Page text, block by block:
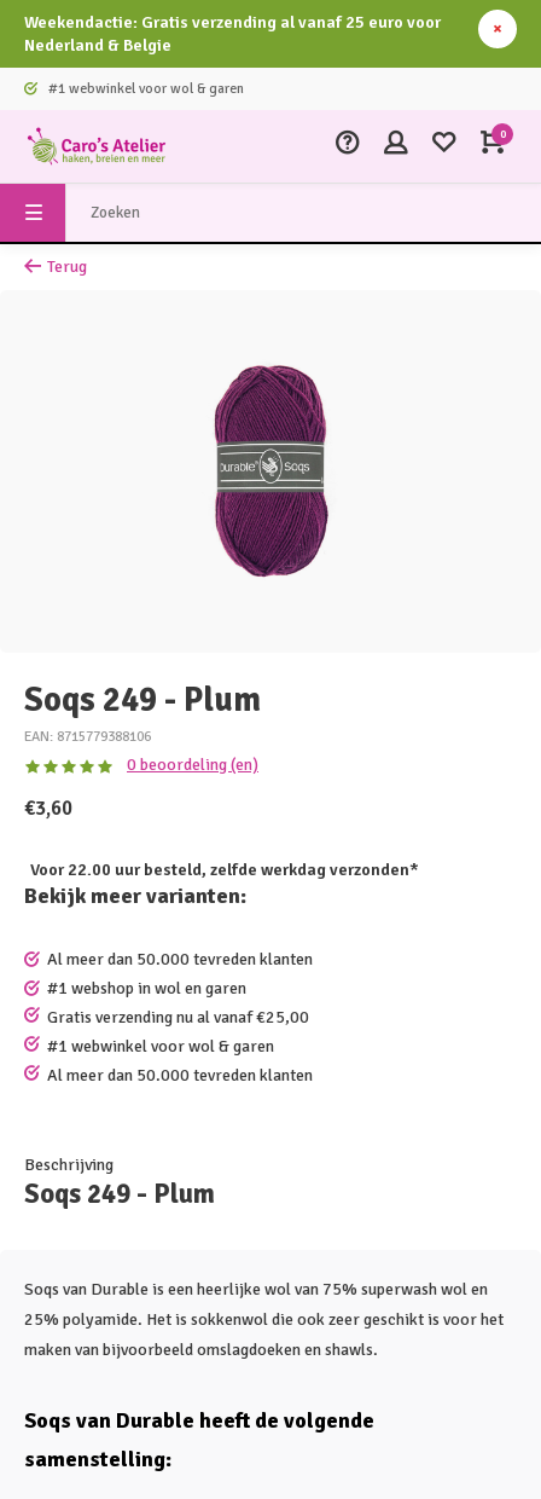
Weekendactie: Gratis verzending al vanaf 25 euro voor
Nederland & Belgie
#1 webwinkel voor wol & garen
0
Terug
Soqs 249 - Plum
EAN: 8715779388106
0 beoordeling (en)
€3,60
Voor 22.00 uur besteld, zelfde werkdag verzonden*
Bekijk meer varianten:
Al meer dan 50.000 tevreden klanten
#1 webshop in wol en garen
Gratis verzending nu al vanaf €25,00
#1 webwinkel voor wol & garen
Al meer dan 50.000 tevreden klanten
Beschrijving
Soqs 249 - Plum
Soqs van Durable is een heerlijke wol van 75% superwash wol en
25% polyamide. Het is sokkenwol die ook zeer geschikt is voor het
maken van bijvoorbeeld omslagdoeken en shawls.
Soqs van Durable heeft de volgende
samenstelling: